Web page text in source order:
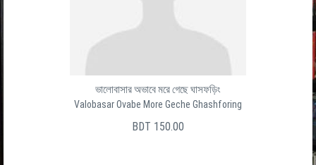
ভালোবাসার অভাবে মরে গেছে ঘাসফড়িং
Valobasar Ovabe More Geche Ghashforing
BDT 150.00